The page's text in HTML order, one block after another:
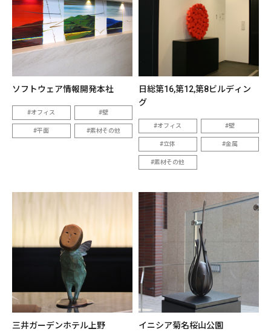
ソフトウェア情報開発本社
オフィス 壁
平面 素材その他
日総第16,第12,第8ビルディン
グ
オフィス 壁
立体 金属
素材その他
三井ガーデンホテル上野 イニシア菊名桜山公園